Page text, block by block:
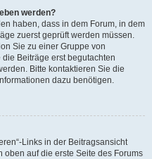
werden?
haben, dass in dem Forum, in dem
zuerst geprüft werden müssen.
Sie zu einer Gruppe von
Beiträge erst begutachten
Bitte kontaktieren Sie die
dazu benötigen.
Links in der Beitragsansicht
oben auf die erste Seite des Forums